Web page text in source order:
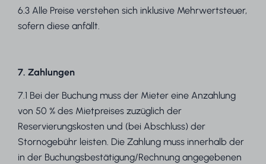
6.3 Alle Preise verstehen sich inklusive Mehrwertsteuer,
sofern diese anfällt.
7. Zahlungen
7.1 Bei der Buchung muss der Mieter eine Anzahlung
von 50 % des Mietpreises zuzüglich der
Reservierungskosten und (bei Abschluss) der
Stornogebühr leisten. Die Zahlung muss innerhalb der
in der Buchungsbestätigung/Rechnung angegebenen